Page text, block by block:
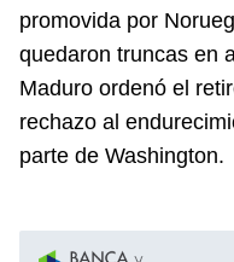
promovida por
quedaron truncas en
Maduro ordenó el
rechazo al
parte de Washington.